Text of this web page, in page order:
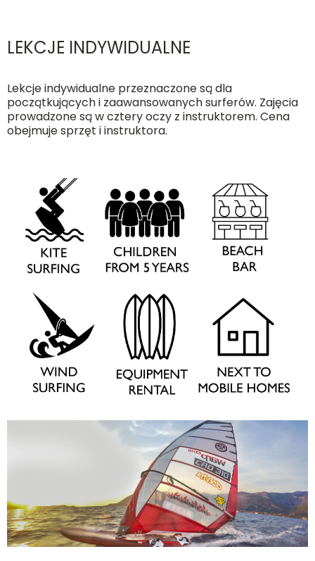
LEKCJE INDYWIDUALNE
Lekcje indywidualne przeznaczone są dla
początkujących i zaawansowanych surferów. Zajęcia
prowadzone są w cztery oczy z instruktorem. Cena
obejmuje sprzęt i instruktora.